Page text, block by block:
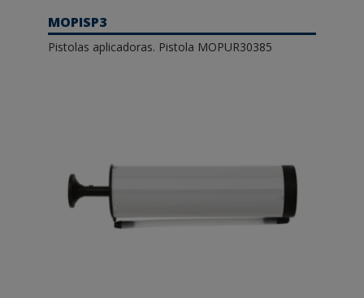
MOPISP3
Pistolas aplicadoras. Pistola MOPUR30385